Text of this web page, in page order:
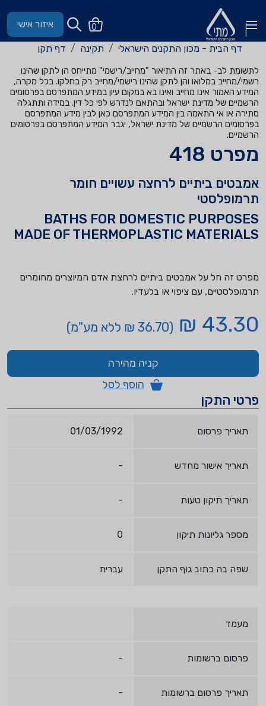
0 איזור אישי
דף הבית - מכון התקנים הישראלי תקינה דף תקן
לתשומת לב- באתר זה התיאור "מחייב/רישמי" מתייחס הן לתקן שהינו
רשמי/מחייב במלואו והן לתקן שהינו רישמי/מחייב רק בחלקו. בכל מקרה,
המידע האמור אינו מחייב ואינו בא במקום עיון במידע המתפרסם בפרסומים
הרשמיים של מדינת ישראל ובהתאם לנדרש לפי כל דין. במידה ותתגלה
סתירה או אי התאמה בין המידע המתפרסם כאן לבין מידע המתפרסם
בפרסומים הרשמיים של מדינת ישראל, יגבר המידע המתפרסם בפרסומים
הרשמיים.
מפרט 418
אמבטים ביתיים לרחצה עשויים חומר
תרמופלסטי
BATHS FOR DOMESTIC PURPOSES
MADE OF THERMOPLASTIC MATERIALS
מפרט זה חל על אמבטים ביתיים לרחצת אדם המיוצרים מחומרים
תרמופלסטיים, עם ציפוי או בלעדיו.
43.30 ₪ (36.70 ₪ ללא מע"מ)
קניה מהירה
הוסף לסל
פרטי התקן
תאריך פרסום 01/03/1992
תאריך אישור מחדש -
תאריך תיקון טעות -
מספר גליונות תיקון 0
שפה בה כתוב גוף התקן עברית
מעמד
פרסום ברשומות -
תאריך פרסום ברשומות -